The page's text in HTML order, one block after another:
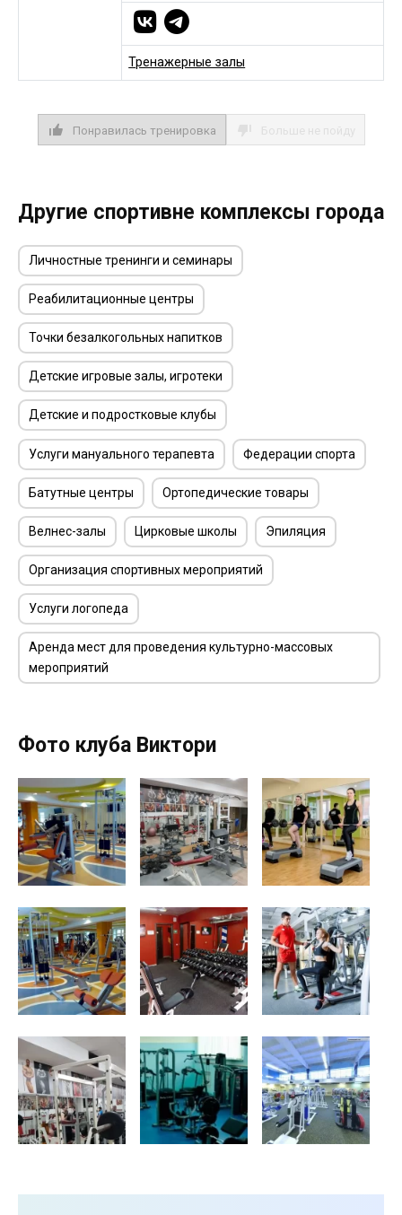
Тренажерные залы
Понравилась тренировка
Другие спортивне комплексы города
Личностные тренинги и семинары
Реабилитационные центры
Точки безалкогольных напитков
Детские игровые залы, игротеки
Детские и подростковые клубы
Услуги мануального терапевта Федерации спорта
Батутные центры Ортопедические товары
Велнес-залы Цирковые школы Эпиляция
Организация спортивных мероприятий
Услуги логопеда
Аренда мест для проведения культурно-массовых
мероприятий
Фото клуба Виктори